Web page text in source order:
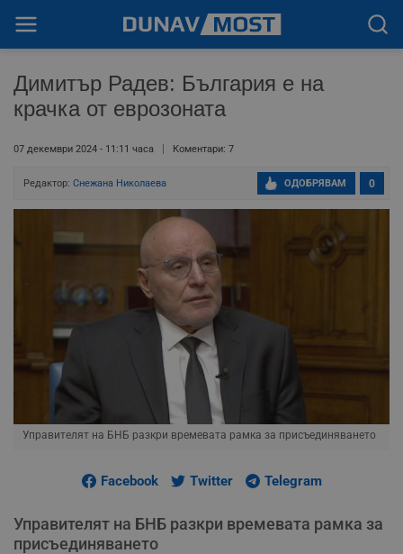
Димитър Радев: България е на
крачка от еврозоната
07 декември 2024 - 11:11 часа Коментари: 7
Редактор: Снежана Николаева 0
ОДОБРЯВАМ
Управителят на БНБ разкри времевата рамка за присъединяването
Facebook Twitter Telegram
Управителят на БНБ разкри времевата рамка за
присъединяването